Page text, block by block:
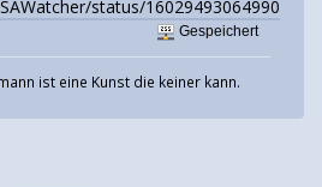
status/
Gespeichert
ist eine Kunst die keiner kann.